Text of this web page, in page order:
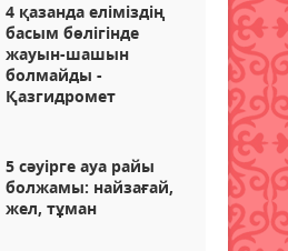
4 қазанда еліміздің
басым бөлігінде
жауын-шашын
болмайды -
Қазгидромет
5 сәуірге ауа райы
болжамы: найзағай,
жел, тұман